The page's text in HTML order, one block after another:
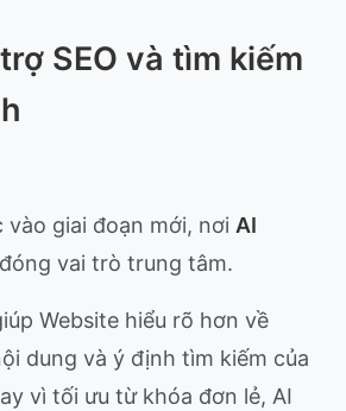
SEO và tìm kiếm
vào giai đoạn mới, nơi AI
đóng vai trò trung tâm.
Website hiểu rõ hơn về
dung và ý định tìm kiếm của
vì tối ưu từ khóa đơn lẻ, AI